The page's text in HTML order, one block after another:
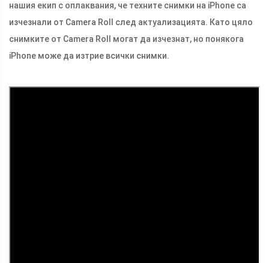
нашия екип с оплаквания, че техните снимки на iPhone са
изчезнали от Camera Roll след актуализацията. Като цяло
снимките от Camera Roll могат да изчезнат, но понякога
iPhone може да изтрие всички снимки.